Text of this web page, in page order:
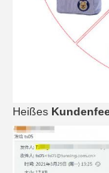
Heißes